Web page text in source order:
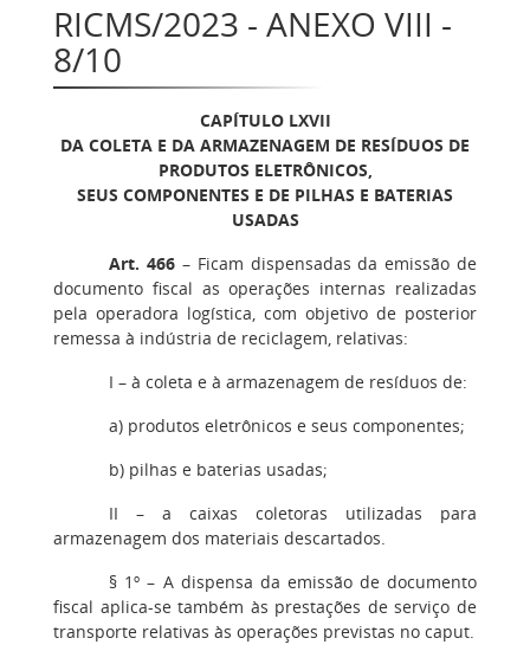
RICMS/2023 - ANEXO VIII -
8/10
CAPÍTULO LXVII
DA COLETA E DA ARMAZENAGEM DE RESÍDUOS DE
PRODUTOS ELETRÔNICOS,
SEUS COMPONENTES E DE PILHAS E BATERIAS
USADAS
Art. 466 – Ficam dispensadas da emissão de
documento fiscal as operações internas realizadas
pela operadora logística, com objetivo de posterior
remessa à indústria de reciclagem, relativas:
I– à coleta e à armazenagem de resíduos de:
a) produtos eletrônicos e seus componentes;
b) pilhas e baterias usadas;
II– a caixas coletoras utilizadas para
armazenagem dos materiais descartados.
§ 1º– A dispensa da emissão de documento
fiscal aplica-se também às prestações de serviço de
transporte relativas às operações previstas no caput.